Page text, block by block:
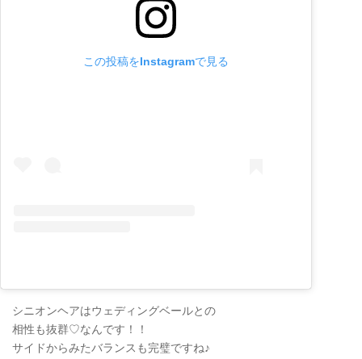
この投稿をInstagramで見る
シニオンヘアはウェディングベールとの
相性も抜群♡なんです！！
サイドからみたバランスも完璧ですね♪